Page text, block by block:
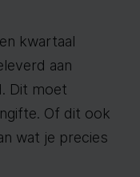
kwartaal
aan
Dit moet
Of dit ook
wat je precies